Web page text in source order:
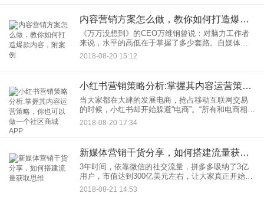
内容营销方案怎么做，教你如何打造爆款内容，附案例
《万万没想到》的CEO万维钢曾说：对脑力工作者
来说，水平的高低在于掌握了多少套路。自媒体大
爆炸的时代，随着算法的精进，没有随随便便的成
功爆文、话题，背后的策略、方法都需要我们不断
2018-08-20 15:12
小红书营销策略分析:掌握其内容运营策略，你也可以做一个社区商城APP
当大家都在大肆的发展电商，抢占移动互联网交易
的时候，小红书却开始躲避“电商”。“所有和电商相关
的采访，我都会推掉”小红书的创始人瞿芳公开表
示。从初带有攻略性质的海淘网站、社区电商平
2018-08-20 17:34
新媒体营销干货分享，如何搭建流量获取思维
3年时间，依靠微信的社交流量，拼多多吸纳了3亿
用户，市值达到300亿美元左右，让大家真正开始意
识到社交电商的价值。除了拼多多，还有众多垂直
领域的社交电商平台，都取得了重大的成功。不论
2018-08-21 14:53